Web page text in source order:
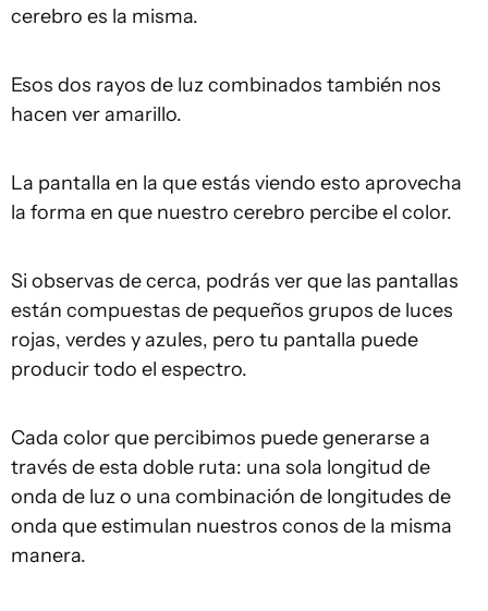
cerebro es la misma.
Esos dos rayos de luz combinados también nos
hacen ver amarillo.
La pantalla en la que estás viendo esto aprovecha
la forma en que nuestro cerebro percibe el color.
Si observas de cerca, podrás ver que las pantallas
están compuestas de pequeños grupos de luces
rojas, verdes y azules, pero tu pantalla puede
producir todo el espectro.
Cada color que percibimos puede generarse a
través de esta doble ruta: una sola longitud de
onda de luz o una combinación de longitudes de
onda que estimulan nuestros conos de la misma
manera.